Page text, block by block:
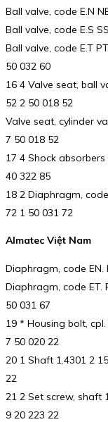
Ball valve, code E.N
Ball valve, code E.S
Ball valve, code E.T
50 032 60
16 4 Valve seat, ball
52 2 50 018 52
Valve seat, cylinder
7 50 018 52
17 4 Shock
40 322 85
18 2 Diaphragm,
72 1 50 031 72
Almatec Việt Nam
Diaphragm, code EN.
Diaphragm, code ET.
50 031 67
19 * Housing bolt,
7 50 020 22
20 1 Shaft 1.4301 2
22
21 2 Set screw, shaft
9 20 223 22